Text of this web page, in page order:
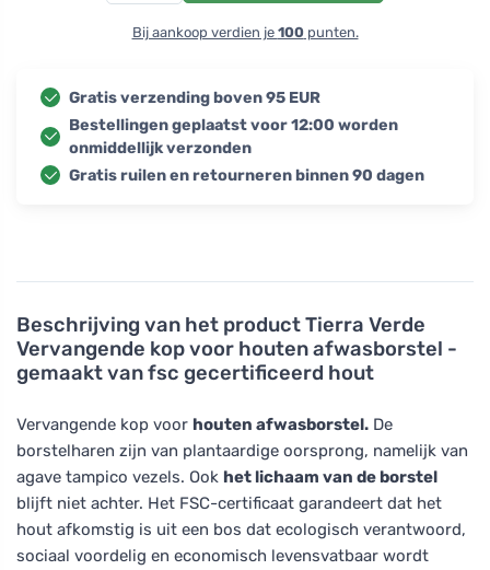
Beschrijving van het productTierra Verde
Vervangende kop voor houten afwasborstel -
gemaakt van fsc gecertificeerd hout
Vervangende kop voor houten afwasborstel. De
borstelharen zijn van plantaardige oorsprong, namelijk van
agave tampico vezels. Ook het lichaam van de borstel
blijft niet achter. Het FSC-certificaat garandeert dat het
hout afkomstig is uit een bos dat ecologisch verantwoord,
sociaal voordelig en economisch levensvatbaar wordt
Bij aankoop verdien je 100punten.
Gratis verzending boven 95 EUR
Bestellingen geplaatst voor 12:00 worden
onmiddellijk verzonden
Gratis ruilen en retourneren binnen 90 dagen